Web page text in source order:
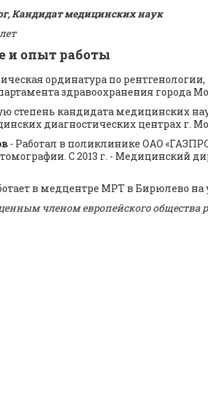
Кандидат медицинских наук
и опыт работы
ординатура по
здравоохранения города
степень кандидата медицинских
диагностических центрах г.
- Работал в поликлинике ОАО
С 2013 г. - Медицинский
в медцентре МРТ в Бирюлево на
членом европейского общества